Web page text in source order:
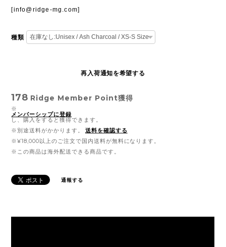
[info@ridge-mg.com]
種類
再入荷通知を希望する
178 Ridge Member Point獲得
※
メンバーシップに登録
し、購入をすると獲得できます。
※別途送料がかかります。
送料を確認する
※¥18,000以上のご注文で国内送料が無料になります。
※この商品は海外配送できる商品です。
通報する